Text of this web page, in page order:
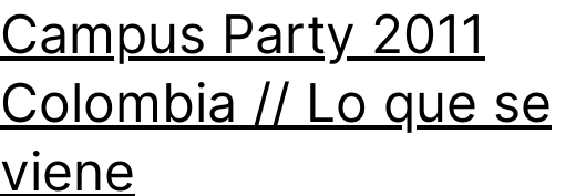
Campus Party 2011
Colombia // Lo que se
viene